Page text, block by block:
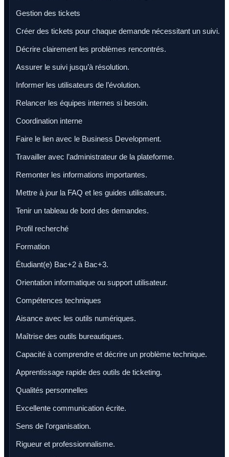
Gestion des tickets
Créer des tickets pour chaque demande nécessitant un suivi.
Décrire clairement les problèmes rencontrés.
Assurer le suivi jusqu’à résolution.
Informer les utilisateurs de l’évolution.
Relancer les équipes internes si besoin.
Coordination interne
Faire le lien avec le Business Development.
Travailler avec l’administrateur de la plateforme.
Remonter les informations importantes.
Mettre à jour la FAQ et les guides utilisateurs.
Tenir un tableau de bord des demandes.
Profil recherché
Formation
Étudiant(e) Bac+2 à Bac+3.
Orientation informatique ou support utilisateur.
Compétences techniques
Aisance avec les outils numériques.
Maîtrise des outils bureautiques.
Capacité à comprendre et décrire un problème technique.
Apprentissage rapide des outils de ticketing.
Qualités personnelles
Excellente communication écrite.
Sens de l’organisation.
Rigueur et professionnalisme.